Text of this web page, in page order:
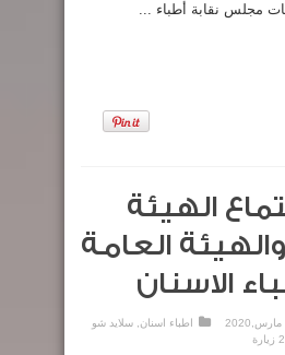
مجلس نقابة أطباء ...
الهيئة
العامة
الاسنان
اطباء اسنان, سلايد شو